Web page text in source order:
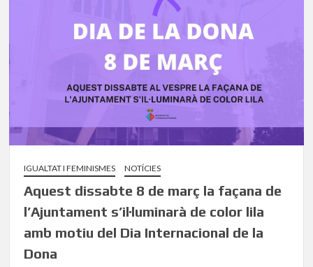
IGUALTAT I FEMINISMES NOTÍCIES
Aquest dissabte 8 de març la façana de
l’Ajuntament s’il·luminarà de color lila
amb motiu del Dia Internacional de la
Dona